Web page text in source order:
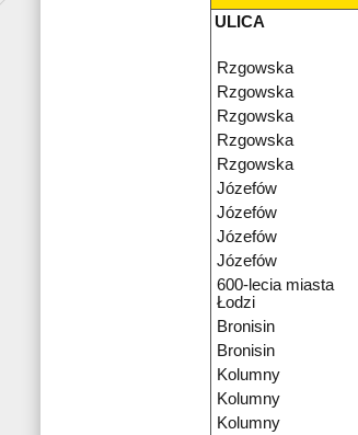
ULICA
Rzgowska
Rzgowska
Rzgowska
Rzgowska
Rzgowska
Józefów
Józefów
Józefów
Józefów
600-lecia miasta
Łodzi
Bronisin
Bronisin
Kolumny
Kolumny
Kolumny